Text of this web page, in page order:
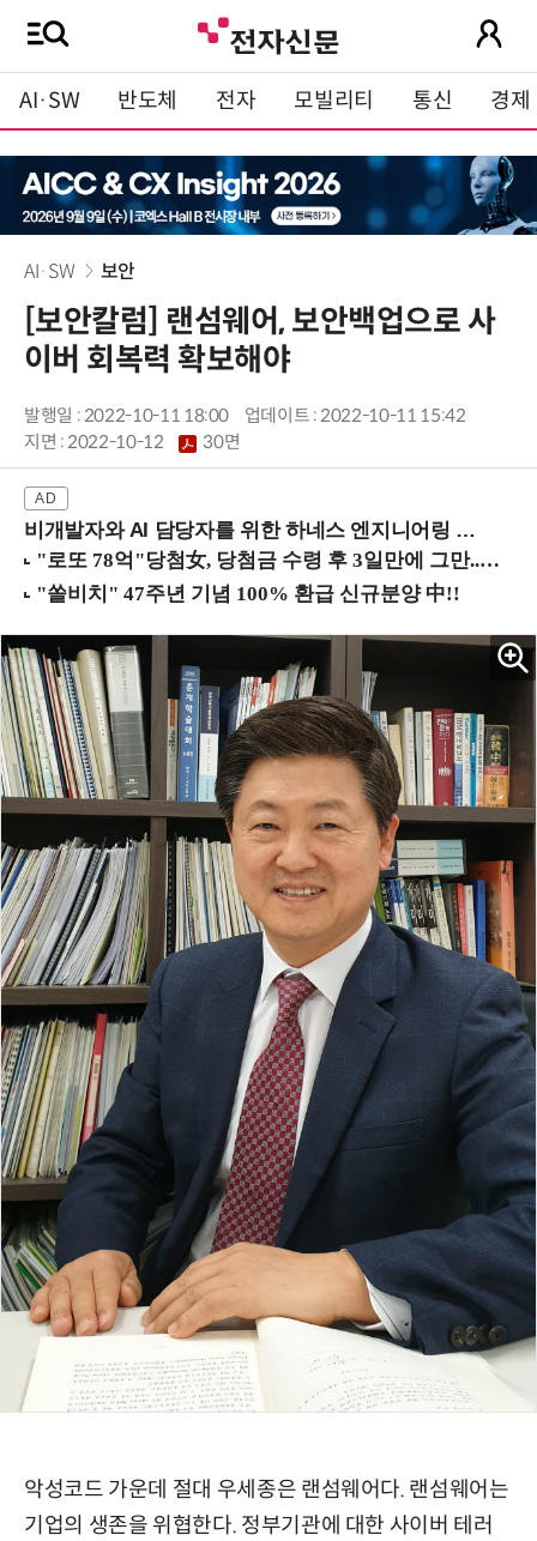
AI·SW 반도체 전자 모빌리티 통신 경제
AI·SW 보안
[보안칼럼] 랜섬웨어, 보안백업으로 사
이버 회복력 확보해야
발행일 : 2022-10-11 18:00
업데이트 : 2022-10-11 15:42
지면 :2022-10-12 30면
비개발자와 AI 담당자를 위한 하네스 엔지니어링 입문과정 (8/20 신논현역)
악성코드 가운데 절대 우세종은 랜섬웨어다. 랜섬웨어는
기업의 생존을 위협한다. 정부기관에 대한 사이버 테러